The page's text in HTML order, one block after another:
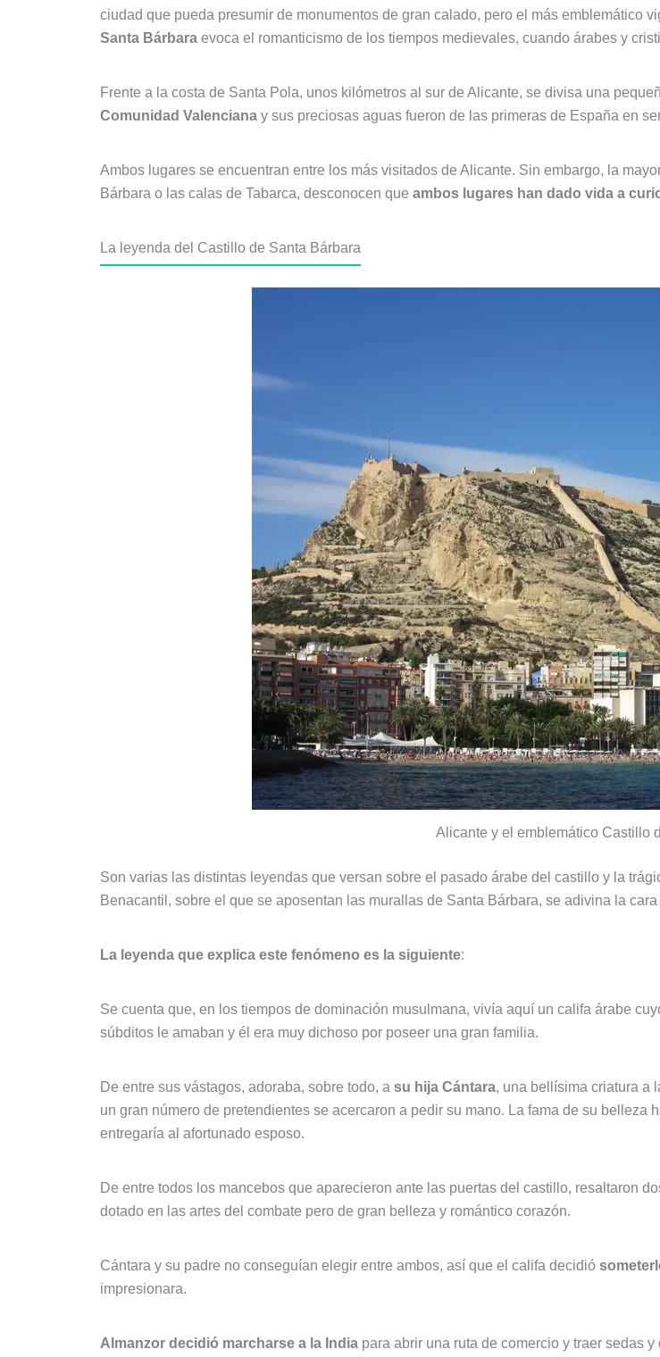
ciudad que pueda presumir de monumentos de gran calado, pero el más emblemático
Santa Bárbara evoca el romanticismo de los tiempos medievales, cuando árabes y
Frente a la costa de Santa Pola, unos kilómetros al sur de Alicante, se divisa una
Comunidad Valenciana y sus preciosas aguas fueron de las primeras de España en
Ambos lugares se encuentran entre los más visitados de Alicante. Sin embargo, la
Bárbara o las calas de Tabarca, desconocen que ambos lugares han dado vida a
La leyenda del Castillo de Santa Bárbara
Alicante y el emblemático Castillo
Son varias las distintas leyendas que versan sobre el pasado árabe del castillo y la
Benacantil, sobre el que se aposentan las murallas de Santa Bárbara, se adivina la
La leyenda que explica este fenómeno es la siguiente:
Se cuenta que, en los tiempos de dominación musulmana, vivía aquí un califa árabe
súbditos le amaban y él era muy dichoso por poseer una gran familia.
De entre sus vástagos, adoraba, sobre todo, a su hija Cántara, una bellísima criatura a
un gran número de pretendientes se acercaron a pedir su mano. La fama de su
entregaría al afortunado esposo.
De entre todos los mancebos que aparecieron ante las puertas del castillo, resaltaron
dotado en las artes del combate pero de gran belleza y romántico corazón.
Cántara y su padre no conseguían elegir entre ambos, así que el califa decidió
impresionara.
Almanzor decidió marcharse a la India para abrir una ruta de comercio y traer sedas